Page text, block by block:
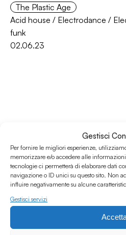
Gestisci
Per fornire le migliori esperienze,
memorizzare e/o accedere alle
tecnologie ci permetterà di elaborare dati
navigazione o ID unici su questo sito. Non
influire negativamente su alcune
Gestisci servizi
The Plastic Age
Acid house / Electrodance /
funk
02.06.23
Associazione Culturale
Via degli Orti 63, Bologna
IVA: IT03691751204